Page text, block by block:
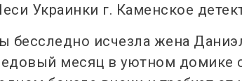
Украинки г. Каменское
бесследно исчезла жена
месяц в уютном домике